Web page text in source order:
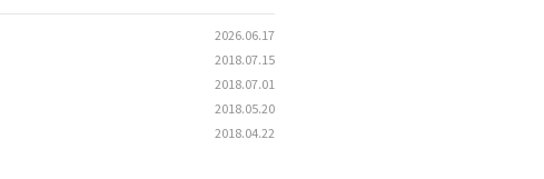
2026.06.17
2018.07.15
2018.07.01
2018.05.20
2018.04.22